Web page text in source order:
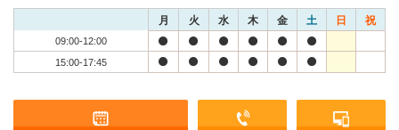
月 火 水 木 金 土 日 祝
09:00-12:00
15:00-17:45